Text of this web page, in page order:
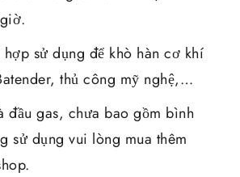
hợp sử dụng để khò hàn cơ khí
thủ công mỹ nghệ,…
đầu gas, chưa bao gồm bình
sử dụng vui lòng mua thêm